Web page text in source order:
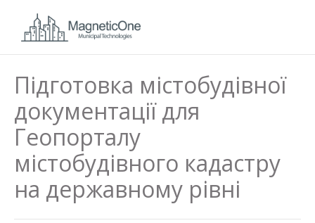
Підготовка містобудівної
документації для
Геопорталу
містобудівного кадастру
на державному рівні